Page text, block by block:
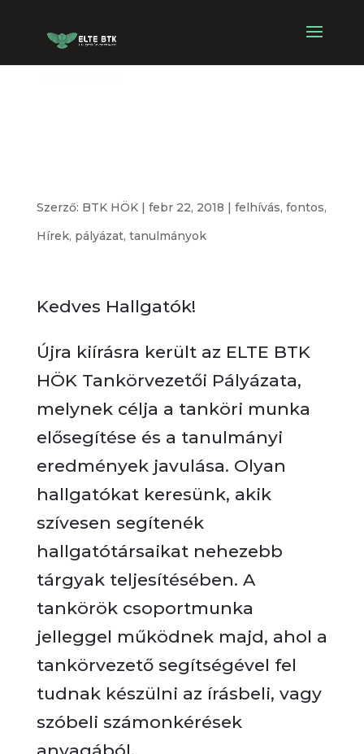
Szerző: BTK HÖK| febr 22, 2018 | felhívás, fontos,
Hírek, pályázat, tanulmányok
Kedves Hallgatók!
Újra kiírásra került az ELTE BTK
HÖK Tankörvezetői Pályázata,
melynek célja a tanköri munka
elősegítése és a tanulmányi
eredmények javulása. Olyan
hallgatókat keresünk, akik
szívesen segítenék
hallgatótársaikat nehezebb
tárgyak teljesítésében. A
tankörök csoportmunka
jelleggel működnek majd, ahol a
tankörvezető segítségével fel
tudnak készülni az írásbeli, vagy
szóbeli számonkérések